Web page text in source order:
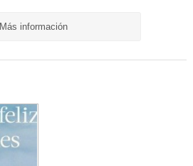
Más información